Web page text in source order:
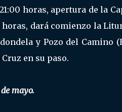
horas, apertura de la
horas, dará comienzo la
y Pozo del Camino
Cruz en su paso.
de mayo.